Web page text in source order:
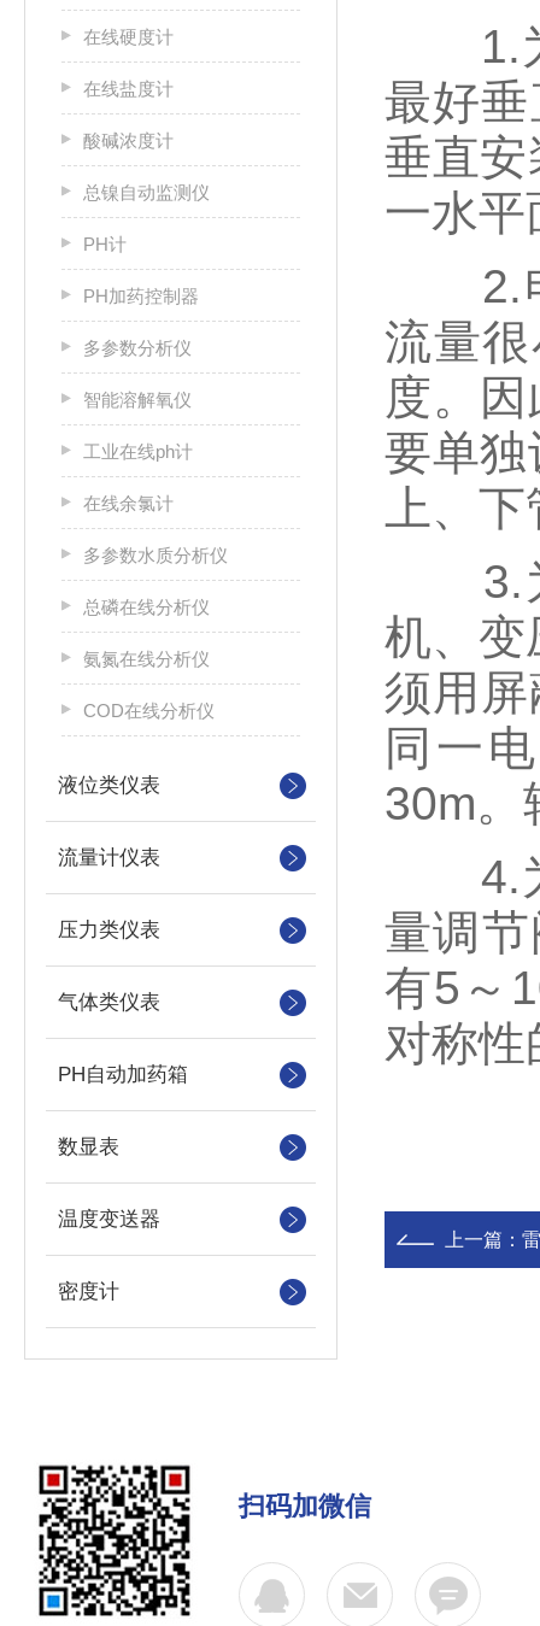
在线硬度计
在线盐度计
酸碱浓度计
总镍自动监测仪
PH计
PH加药控制器
多参数分析仪
智能溶解氧仪
工业在线ph计
在线余氯计
多参数水质分析仪
总磷在线分析仪
氨氮在线分析仪
COD在线分析仪
液位类仪表
流量计仪表
压力类仪表
气体类仪表
PH自动加药箱
数显表
温度变送器
密度计
1.为
最好
垂直
一水
2.电
流量
度。
要单
上、
3.为
机、变
须用
同一
30m。
4.为
量调
有5～
对称性
上一篇：
扫码加微信